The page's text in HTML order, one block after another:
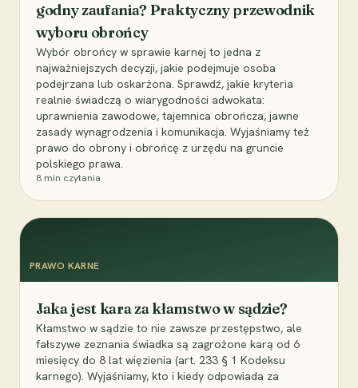
godny zaufania? Praktyczny przewodnik
wyboru obrońcy
Wybór obrońcy w sprawie karnej to jedna z
najważniejszych decyzji, jakie podejmuje osoba
podejrzana lub oskarżona. Sprawdź, jakie kryteria
realnie świadczą o wiarygodności adwokata:
uprawnienia zawodowe, tajemnica obrończa, jawne
zasady wynagrodzenia i komunikacja. Wyjaśniamy też
prawo do obrony i obrońcę z urzędu na gruncie
polskiego prawa.
8 min czytania
PRAWO KARNE
Jaka jest kara za kłamstwo w sądzie?
Kłamstwo w sądzie to nie zawsze przestępstwo, ale
fałszywe zeznania świadka są zagrożone karą od 6
miesięcy do 8 lat więzienia (art. 233 § 1 Kodeksu
karnego). Wyjaśniamy, kto i kiedy odpowiada za